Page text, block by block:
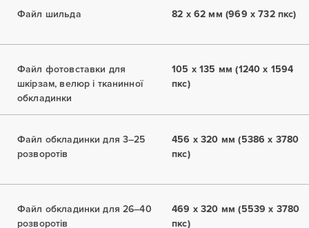
Файл шильда 82 x 62 мм (969 x 732 пкс)
Файл фотовставки для
шкірзам, велюр і тканинної
обкладинки
105 x 135 мм (1240 x 1594
пкс)
Файл обкладинки для 3–25
розворотів
456 x 320 мм (5386 x 3780
пкс)
Файл обкладинки для 26–40
розворотів
469 x 320 мм (5539 x 3780
пкс)